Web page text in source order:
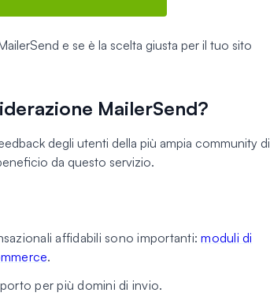
e se è la scelta giusta per il tuo sito
MailerSend?
degli utenti della più ampia community di
da questo servizio.
affidabili sono importanti:moduli di
.
per più domini di invio.